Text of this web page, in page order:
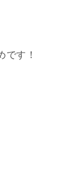
です！